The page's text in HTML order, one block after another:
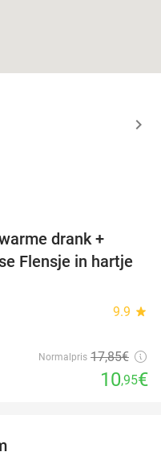
drank +
Flensje in hartje
9.9 star
Normalpris 17,85€
10,95€